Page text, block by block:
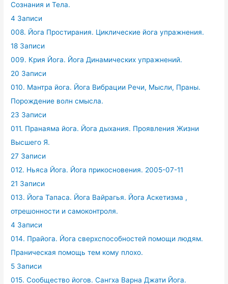
Сознания и Тела.
4 Записи
008. Йога Простирания. Циклические йога упражнения.
18 Записи
009. Крия Йога. Йога Динамических упражнений.
20 Записи
010. Мантра йога. Йога Вибрации Речи, Мысли, Праны.
Порождение волн смысла.
23 Записи
011. Пранаяма йога. Йога дыхания. Проявления Жизни
Высшего Я.
27 Записи
012. Ньяса Йога. Йога прикосновения. 2005-07-11
21 Записи
013. Йога Тапаса. Йога Вайрагья. Йога Аскетизма ,
отрешонности и самоконтроля.
4 Записи
014. Прайога. Йога сверхспособностей помощи людям.
Праническая помощь тем кому плохо.
5 Записи
015. Сообщество йогов. Сангха Варна Джати Йога.